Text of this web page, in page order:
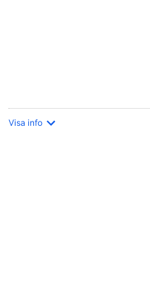
Visa info